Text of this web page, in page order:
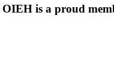
OIEH is a proud